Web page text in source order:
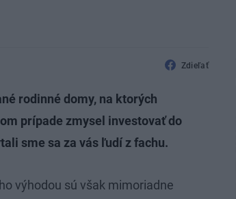
Zdieľať
rodinné domy, na ktorých
prípade zmysel investovať do
sme sa za vás ľudí z fachu.
výhodou sú však mimoriadne